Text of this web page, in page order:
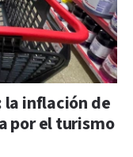
la inflación de
por el turismo